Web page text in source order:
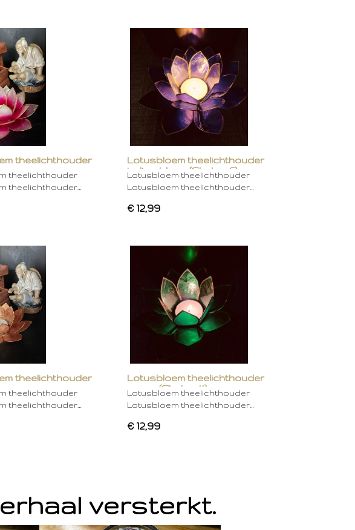
theelichthouder
theelichthouder
theelichthouder…
Lotusbloem theelichthouder
indigo blauw (Chakra 6)
Lotusbloem theelichthouder
Lotusbloem theelichthouder…
€ 12,99
theelichthouder
theelichthouder
theelichthouder…
Lotusbloem theelichthouder
groen (Chakra 4)
Lotusbloem theelichthouder
Lotusbloem theelichthouder…
€ 12,99
versterkt.